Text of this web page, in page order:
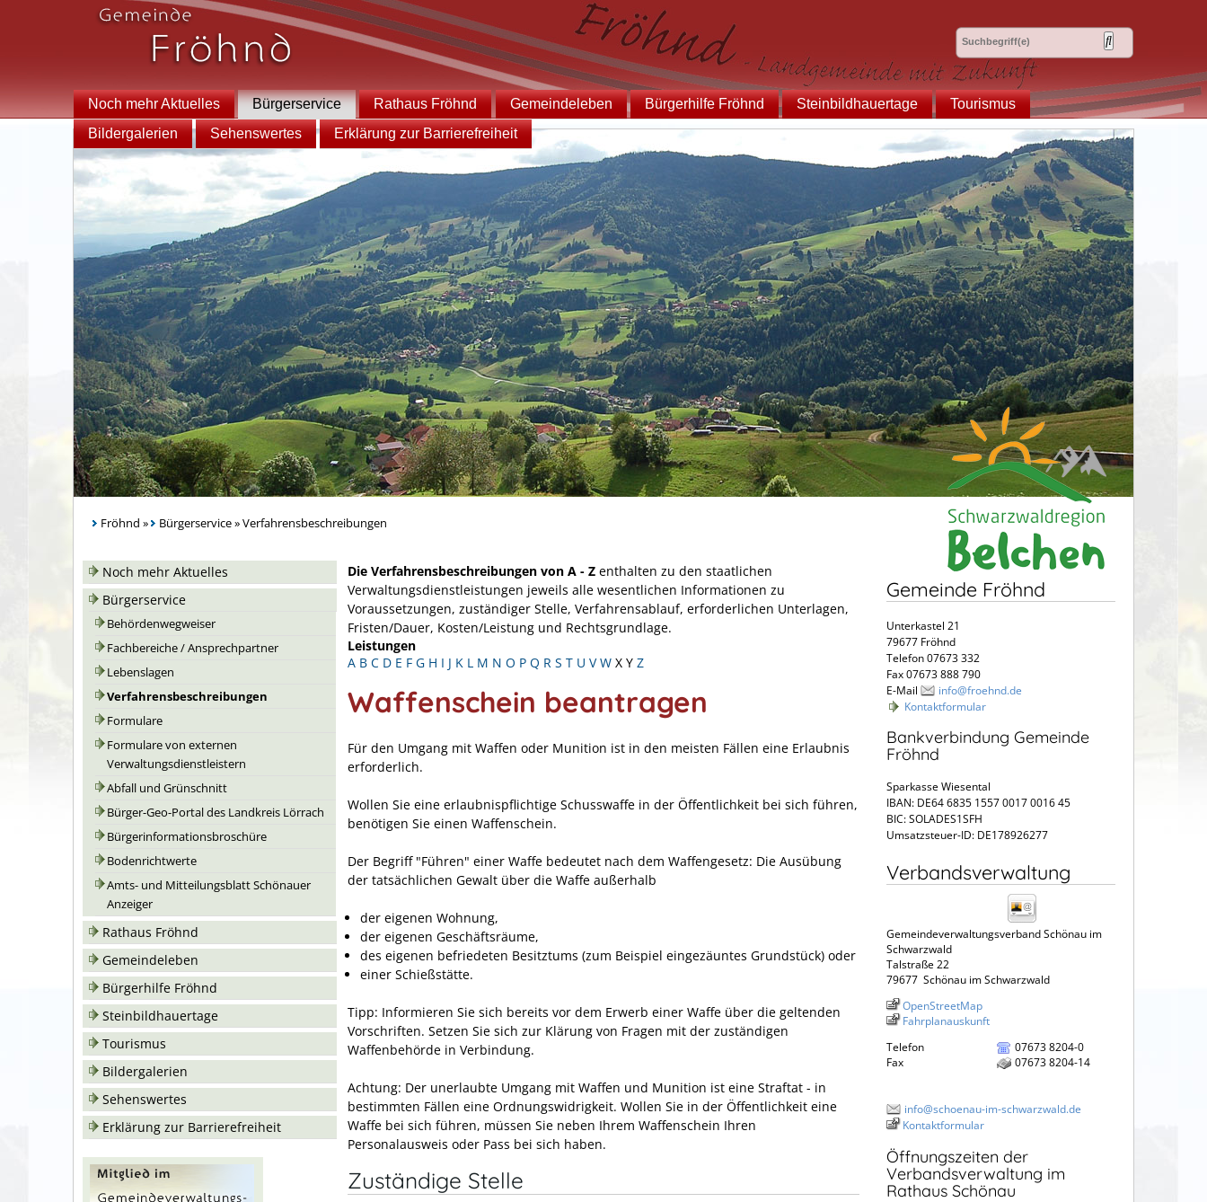
Noch mehr Aktuelles Bürgerservice Rathaus Fröhnd Gemeindeleben Bürgerhilfe Fröhnd Steinbildhauertage
Tourismus
Bildergalerien
Sehenswertes Erklärung zur Barrierefreiheit
Fröhnd » Bürgerservice»Verfahrensbeschreibungen
Noch mehr Aktuelles
Bürgerservice
Behördenwegweiser
Fachbereiche / Ansprechpartner
Lebenslagen
Verfahrensbeschreibungen
Formulare
Formulare von externen
Verwaltungsdienstleistern
Abfall und Grünschnitt
Bürger-Geo-Portal des Landkreis Lörrach
Bürgerinformationsbroschüre
Bodenrichtwerte
Amts- und Mitteilungsblatt Schönauer
Anzeiger
Rathaus Fröhnd
Gemeindeleben
Bürgerhilfe Fröhnd
Steinbildhauertage
Tourismus
Bildergalerien
Sehenswertes
Erklärung zur Barrierefreiheit
Die Verfahrensbeschreibungen von A - Z enthalten zu den staatlichen
Verwaltungsdienstleistungen jeweils alle wesentlichen Informationen zu
Voraussetzungen, zuständiger Stelle, Verfahrensablauf, erforderlichen Unterlagen,
Fristen/Dauer, Kosten/Leistung und Rechtsgrundlage.
Leistungen
A B C D E F G H I J K L M N O P Q R S T U V W X Y Z
Waffenschein beantragen
Für den Umgang mit Waffen oder Munition ist in den meisten Fällen eine Erlaubnis
erforderlich.
Wollen Sie eine erlaubnispflichtige Schusswaffe in der Öffentlichkeit bei sich führen,
benötigen Sie einen Waffenschein.
Der Begriff "Führen" einer Waffe bedeutet nach dem Waffengesetz: Die Ausübung
der tatsächlichen Gewalt über die Waffe außerhalb
der eigenen Wohnung,
der eigenen Geschäftsräume,
des eigenen befriedeten Besitztums (zum Beispiel eingezäuntes Grundstück) oder
einer Schießstätte.
Tipp: Informieren Sie sich bereits vor dem Erwerb einer Waffe über die geltenden
Vorschriften. Setzen Sie sich zur Klärung von Fragen mit der zuständigen
Waffenbehörde in Verbindung.
Achtung: Der unerlaubte Umgang mit Waffen und Munition ist eine Straftat - in
bestimmten Fällen eine Ordnungswidrigkeit. Wollen Sie in der Öffentlichkeit eine
Waffe bei sich führen, müssen Sie neben Ihrem Waffenschein Ihren
Personalausweis oder Pass bei sich haben.
Zuständige Stelle
Gemeinde Fröhnd
Unterkastel 21
79677 Fröhnd
Telefon 07673 332
Fax 07673 888 790
E-Mail
info@froehnd.de
Kontaktformular
Bankverbindung Gemeinde
Fröhnd
Sparkasse Wiesental
IBAN: DE64 6835 1557 0017 0016 45
BIC: SOLADES1SFH
Umsatzsteuer-ID: DE178926277
Verbandsverwaltung
Gemeindeverwaltungsverband Schönau im
Schwarzwald
Talstraße 22
79677 Schönau im Schwarzwald
OpenStreetMap
Fahrplanauskunft
Telefon
07673 8204-0
Fax
07673 8204-14
info@schoenau-im-schwarzwald.de
Kontaktformular
Öffnungszeiten der
Verbandsverwaltung im
Rathaus Schönau